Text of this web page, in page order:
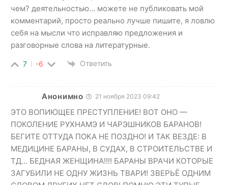
чем? деятельностью… можете не публиковать мой
комментарий, просто реально лучше пишите, я ловлю
себя на мысли что исправляю предложения и
разговорные слова на литературные.
7 -6 Ответить
Анонимно 21 ноября 2023 09:42
ЭТО ВОПИЮЩЕЕ ПРЕСТУПЛЕНИЕ! ВОТ ОНО —
ПОКОЛЕНИЕ РУХНАМЭ И ЧАРЭШНИКОВ БАРАНОВ!
БЕГИТЕ ОТТУДА ПОКА НЕ ПОЗДНО! И ТАК ВЕЗДЕ: В
МЕДИЦИНЕ БАРАНЫ, В СУДАХ, В СТРОИТЕЛЬСТВЕ И
ТД… БЕДНАЯ ЖЕНЩИНА!!!! БАРАНЫ ВРАЧИ КОТОРЫЕ
ЗАГУБИЛИ НЕ ОДНУ ЖИЗНЬ ТВАРИ! ЗВЕРЬЁ ОДНИМ